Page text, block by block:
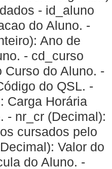
- id_aluno
do Aluno. -
Ano de
- cd_curso
Curso do Aluno. -
do QSL. -
Carga Horária
- nr_cr (Decimal):
cursados pelo
Valor do
do Aluno. -